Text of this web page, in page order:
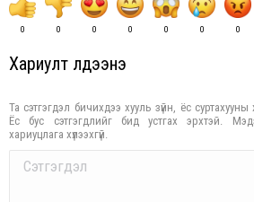
0 0 0 0 0 0 0
Хариулт үлдээнэ үү
Та сэтгэгдэл бичихдээ хууль зүйн, ёс
Ёс бус сэтгэгдлийг бид устгах эрхтэй.
хариуцлага хүлээхгүй.
Comment